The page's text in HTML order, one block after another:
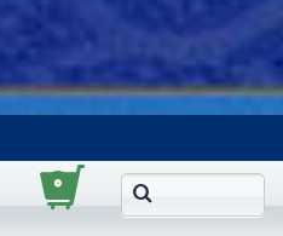
۰